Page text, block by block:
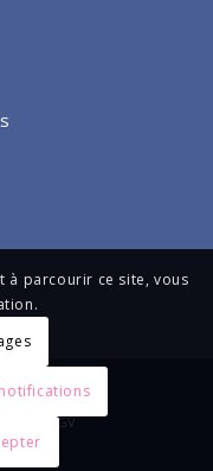
CGV
à parcourir ce site, vous